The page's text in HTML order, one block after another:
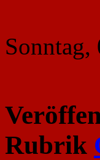
Sonntag,
Rubrik